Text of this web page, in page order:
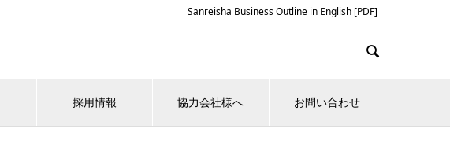
Sanreisha Business Outline in English [PDF]

採用情報 協力会社様へ お問い合わせ